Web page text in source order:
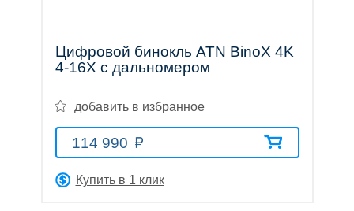
Цифровой бинокль ATN BinoX 4K
4-16X с дальномером
добавить в избранное
114 990
Купить в 1 клик